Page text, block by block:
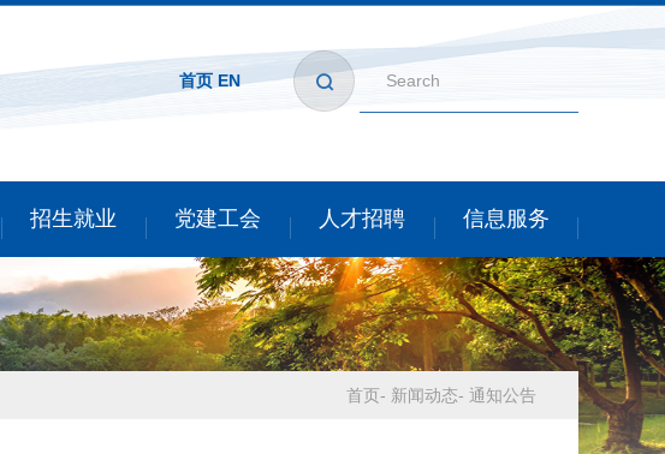
首页 EN
招生就业 党建工会 人才招聘 信息服务
首页- 新闻动态- 通知公告